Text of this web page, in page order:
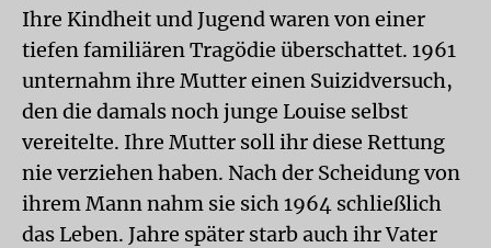
Ihre Kindheit und Jugend waren von einer
tiefen familiären Tragödie überschattet. 1961
unternahm ihre Mutter einen Suizidversuch,
den die damals noch junge Louise selbst
vereitelte. Ihre Mutter soll ihr diese Rettung
nie verziehen haben. Nach der Scheidung von
ihrem Mann nahm sie sich 1964 schließlich
das Leben. Jahre später starb auch ihr Vater